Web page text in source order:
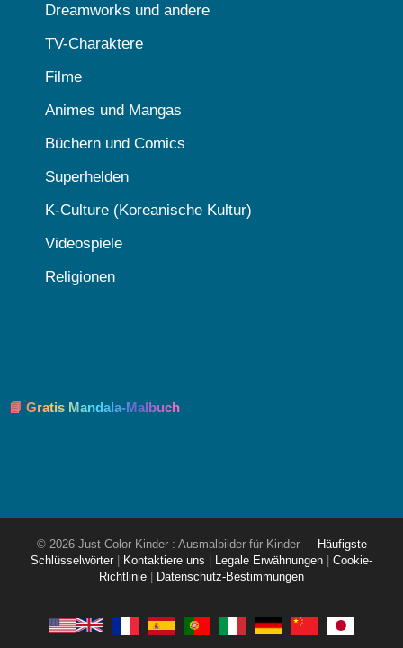
Dreamworks und andere
TV-Charaktere
Filme
Animes und Mangas
Büchern und Comics
Superhelden
K-Culture (Koreanische Kultur)
Videospiele
Religionen
📘 Gratis Mandala-Malbuch
© 2026 Just Color Kinder : Ausmalbilder für Kinder
Häufigste
Schlüsselwörter
Kontaktiere uns Legale Erwähnungen
Cookie-
Richtlinie
Datenschutz-Bestimmungen